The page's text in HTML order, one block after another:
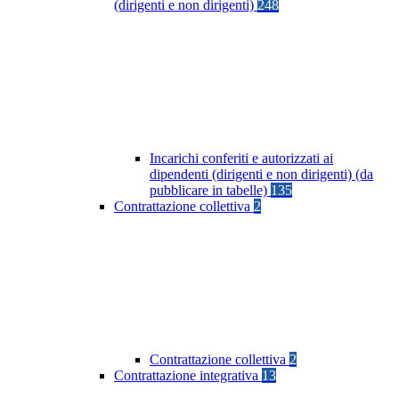
(dirigenti e non dirigenti) 248
Incarichi conferiti e autorizzati ai
dipendenti (dirigenti e non dirigenti) (da
pubblicare in tabelle) 135
Contrattazione collettiva 2
Contrattazione collettiva 2
Contrattazione integrativa 13